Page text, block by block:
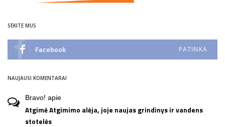
SEKITE MUS
Facebook PATINKA
NAUJAUSI KOMENTARAI
Bravo! apie
Atgimė Atgimimo alėja, joje naujas grindinys ir vandens
stotelės